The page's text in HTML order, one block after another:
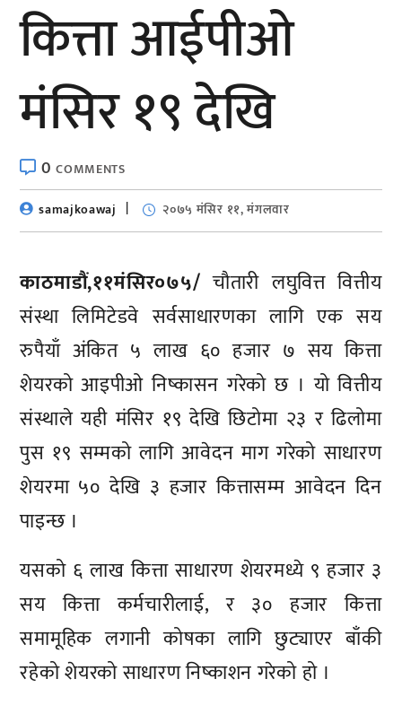
कित्ता आईपीओ
मंसिर १९ देखि
0COMMENTS
samajkoawaj
२०७५ मंसिर ११, मंगलवार
काठमाडौं,११मंसिर०७५/ चौतारी लघुवित्त वित्तीय
संस्था लिमिटेडवे सर्वसाधारणका लागि एक सय
रुपैयाँ अंकित ५ लाख ६० हजार ७ सय कित्ता
शेयरको आइपीओ निष्कासन गरेको छ । यो वित्तीय
संस्थाले यही मंसिर १९ देखि छिटोमा २३ र ढिलोमा
पुस १९ सम्मको लागि आवेदन माग गरेको साधारण
शेयरमा ५० देखि ३ हजार कित्तासम्म आवेदन दिन
पाइन्छ ।
यसको ६ लाख कित्ता साधारण शेयरमध्ये ९ हजार ३
सय कित्ता कर्मचारीलाई, र ३० हजार कित्ता
समामूहिक लगानी कोषका लागि छुट्याएर बाँकी
रहेको शेयरको साधारण निष्काशन गरेको हो ।